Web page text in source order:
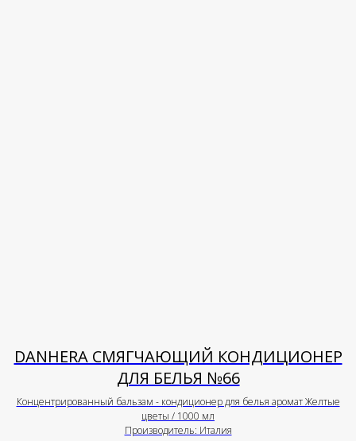
DANHERA СМЯГЧАЮЩИЙ КОНДИЦИОНЕР
ДЛЯ БЕЛЬЯ №66
Концентрированный бальзам - кондиционер для белья аромат Желтые
цветы / 1000 мл
Производитель: Италия